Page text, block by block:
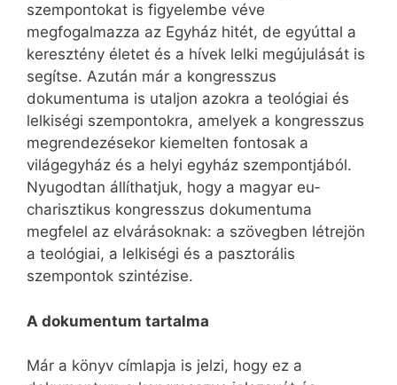
szempontokat is figyelembe véve
megfogalmazza az Egyház hitét, de egyúttal a
keresztény életet és a hívek lelki megújulását is
segítse. Azután már a kongresszus
dokumentuma is utaljon azokra a teológiai és
lelkiségi szempontokra, amelyek a kongresszus
megrendezésekor kiemelten fontosak a
világegyház és a helyi egyház szempontjából.
Nyugodtan állíthatjuk, hogy a magyar eu­
charisztikus kongresszus dokumentuma
megfelel az elvárásoknak: a szövegben létrejön
a teológiai, a lelkiségi és a pasztorális
szempontok szintézise.
A dokumentum tartalma
Már a könyv címlapja is jelzi, hogy ez a